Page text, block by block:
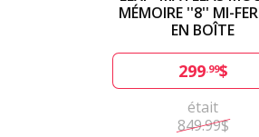
MÉMOIRE ''8'' MI-
EN BOÎTE
299.99$
était
849.99$